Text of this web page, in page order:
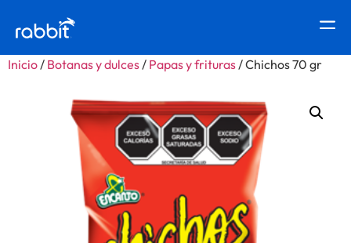
Inicio/ Botanas y dulces/ Papas y frituras/ Chichos 70 gr